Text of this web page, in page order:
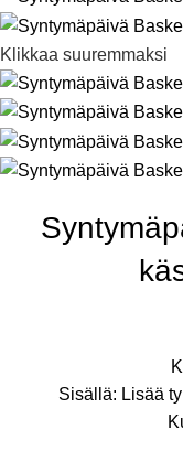
Klikkaa suuremmaksi
Sisällä: Lisää